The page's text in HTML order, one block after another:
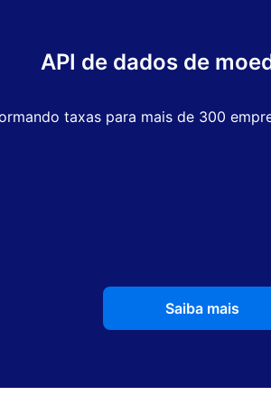
API de dados de
taxas para mais de 300
Saiba mais